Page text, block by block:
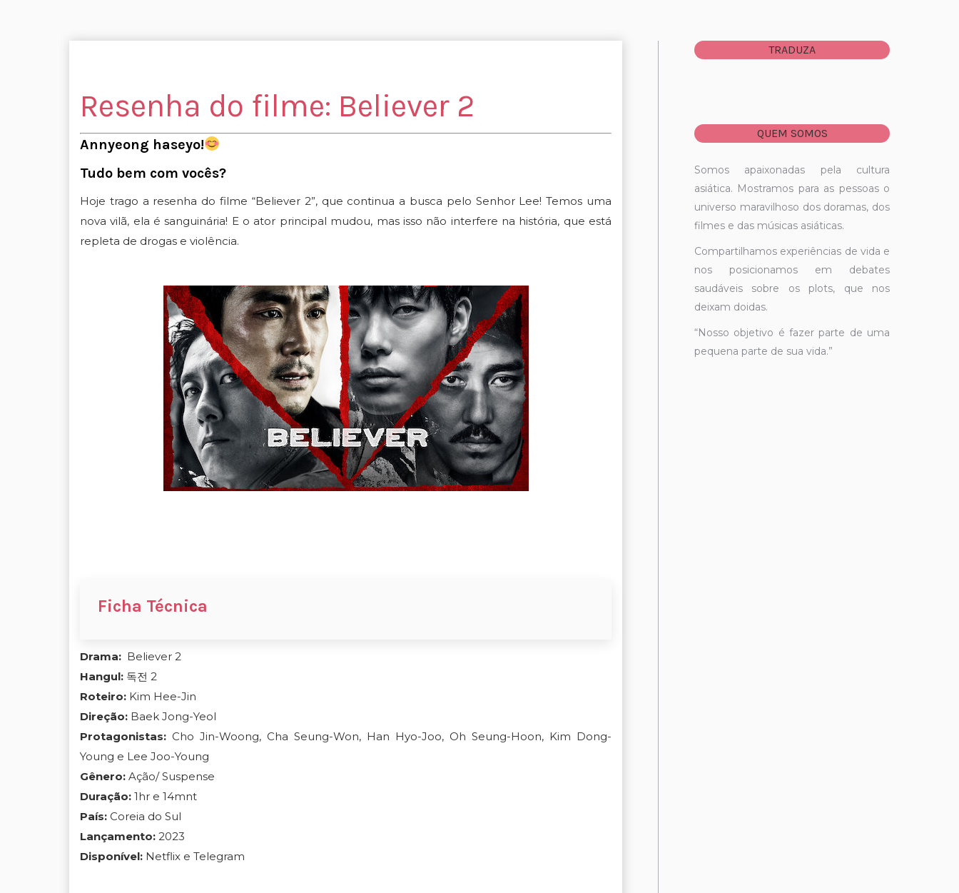
Resenha do filme: Believer 2
Annyeong haseyo!
Tudo bem com vocês?
Hoje trago a resenha do filme “Believer 2”, que continua a busca pelo Senhor Lee! Temos uma
nova vilã, ela é sanguinária! E o ator principal mudou, mas isso não interfere na história, que está
repleta de drogas e violência.
Ficha Técnica
Drama: Believer 2
Hangul: 독전 2
Roteiro: Kim Hee-Jin
Direção: Baek Jong-Yeol
Protagonistas: Cho Jin-Woong, Cha Seung-Won, Han Hyo-Joo, Oh Seung-Hoon, Kim Dong-
Young e Lee Joo-Young
Gênero: Ação/ Suspense
Duração: 1hr e 14mnt
País: Coreia do Sul
Lançamento: 2023
Disponível: Netflix e Telegram
TRADUZA
QUEM SOMOS
Somos apaixonadas pela cultura
asiática. Mostramos para as pessoas o
universo maravilhoso dos doramas, dos
filmes e das músicas asiáticas.
Compartilhamos experiências de vida e
nos posicionamos em debates
saudáveis sobre os plots, que nos
deixam doidas.
“Nosso objetivo é fazer parte de uma
pequena parte de sua vida.”